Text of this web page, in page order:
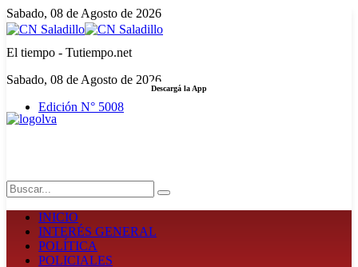
Sabado, 08 de Agosto de 2026
El tiempo - Tutiempo.net
Sabado, 08 de Agosto de 2026
Edición N° 5008
Descargá la App
INICIO
INTERÉS GENERAL
POLÍTICA
POLICIALES